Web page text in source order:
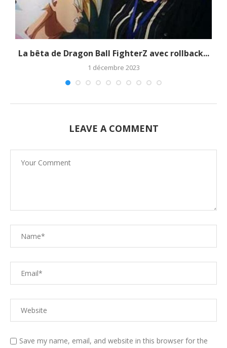
La bêta de Dragon Ball FighterZ avec rollback...
1 décembre 2023
LEAVE A COMMENT
Save my name, email, and website in this browser for the